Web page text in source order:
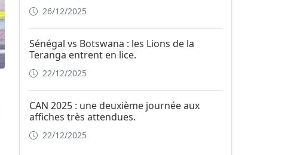
26/12/2025
Sénégal vs Botswana : les Lions de la
Teranga entrent en lice.
22/12/2025
CAN 2025 : une deuxième journée aux
affiches très attendues.
22/12/2025